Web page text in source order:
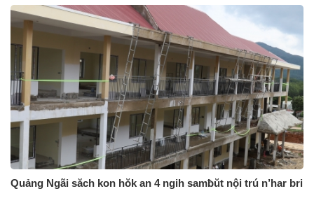
Quảng Ngãi săch kon hŏk an 4 ngih samƀŭt nội trú n’har bri